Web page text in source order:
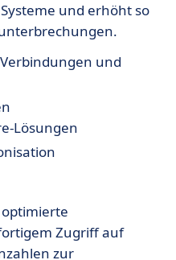
und erhöht so
und
Lösungen
Zugriff auf
zur